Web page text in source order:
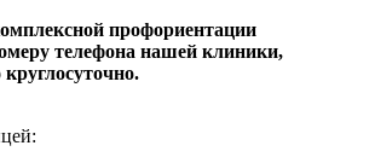
профориентации
телефона нашей клиники,